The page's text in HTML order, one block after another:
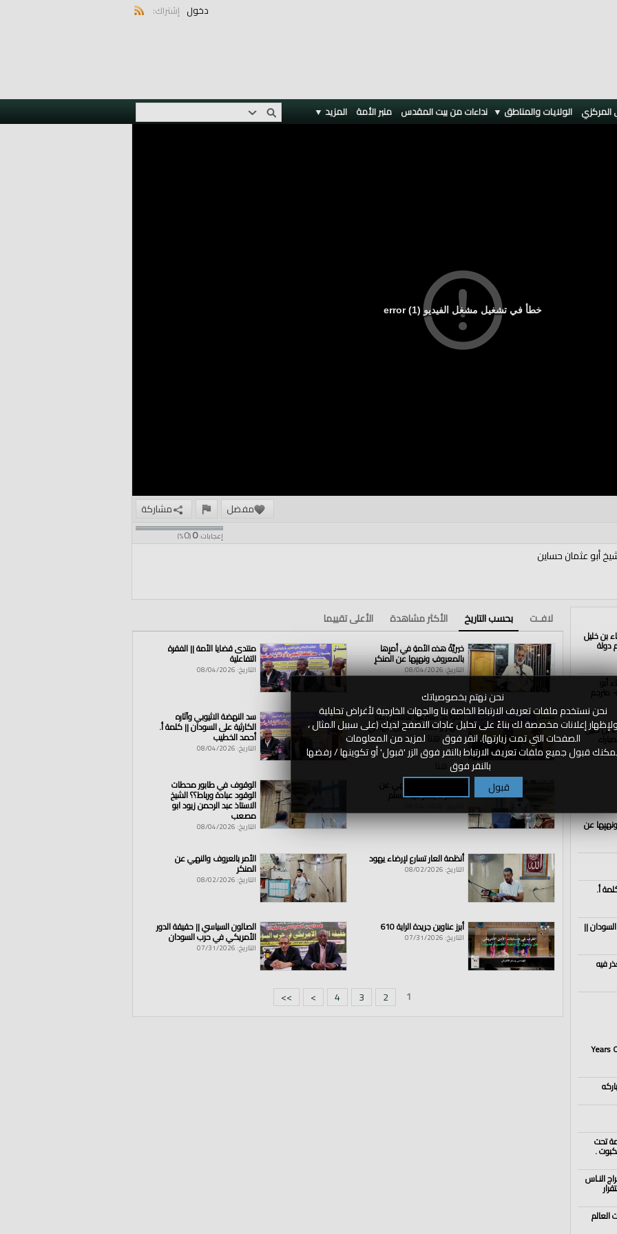
نحن نهتم بخصوصياتك
نحن نستخدم ملفات تعريف الارتباط الخاصة بنا والجهات الخارجية لأغراض تحليلية
ولإظهار إعلانات مخصصة لك بناءً على تحليل عادات التصفح لديك (على سبيل المثال ،
الصفحات التي تمت زيارتها). انقر فوق لمزيد من المعلومات
قبول جميع ملفات تعريف الارتباط بالنقر فوق الزر 'قبول' أو تكوينها / رفضها
بالنقر فوق
قبول
دخول إشتراك:
المركزي الولايات والمناطق ▼ نداءات من بيت المقدس منبر الأمة المزيد ▼
خطأ في تشغيل مشغل الفيديو (1) error
مفضل مشاركة
إعجابات:0
(
0
%)
أبو عثمان حساين
بن خليل
الــ102 لهدم دولة
بن خليل
عن
أ.
السودان ||
فيه
25
تحت
.
النـاس
العالم
لافـت بحسب التاريخ الأكثر مشاهدة الأعلى تقييما
خيريَّةُ هذه الأمةِ في أمرِها
بالمعروفِ ونهيِها عن المنكرِ
التاريخ: 08/04/2026
منتدى قضايا الأمة || الفقرة
التفاعلية
التاريخ: 08/04/2026
القواعد الشرعية للتعامل مع
الأنهار || كلمة أ. حسين الهادي
التاريخ: 08/04/2026
سد النهضة الاثيوبي وآثاره
الكارثية على السودان || كلمة أ.
أحمد الخطيب
التاريخ: 08/04/2026
المنكر لا يعذر فيه مسلم
الوقوف في طابور محطات
الوقود عبادة ورباط؟؟ الشيخ
الاستاذ عبد الرحمن زيود ابو
مصعب
التاريخ: 08/04/2026
أنظمة العار تسارع لإرضاء يهود
التاريخ: 08/02/2026
الأمر بالعروف والنهي عن
المنكر
التاريخ: 08/02/2026
أبرز عناوين جريدة الراية 610
التاريخ: 07/31/2026
الصالون السياسي || حقيقة الدور
الأمريكي في حرب السودان
التاريخ: 07/31/2026
1
2
3
4
>
>>